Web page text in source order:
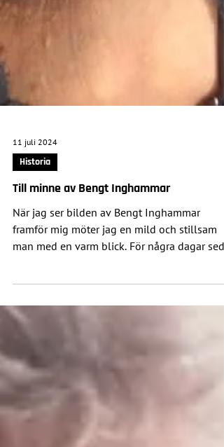
Historia
Till minne av Bengt Inghammar
man med en varm blick. För några dagar
nåddes jag av budskapet att Bengts blick
hastigt lyst färdigt. Jag vill därför berätta
om vad han betytt för EKHO-Göteborg.
mötte jag första gången i mitten av 1970-
då jag som student bodde på ett kristet
studenthem i Göteborg, som hette Jeriko. Jag
hade där den ärofyllda titeln husfar bland
studenterna och Bengt var kaplan och satt